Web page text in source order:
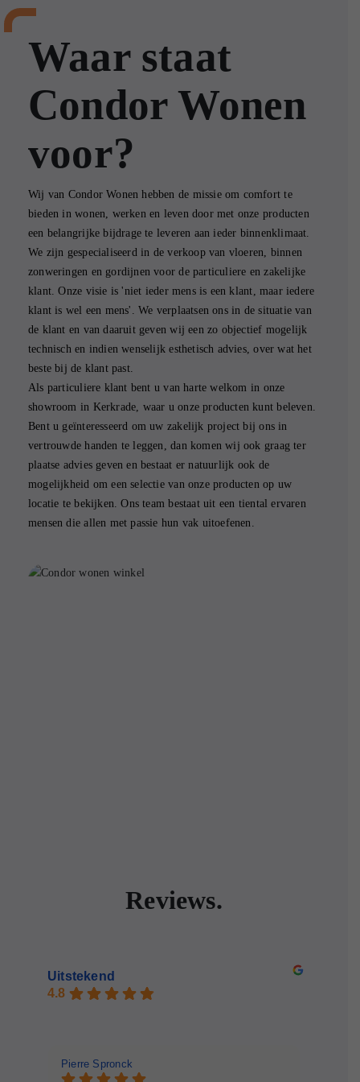
Waar staat
Condor Wonen
voor?
Wij van Condor Wonen hebben de missie om comfort te
bieden in wonen, werken en leven door met onze producten
een belangrijke bijdrage te leveren aan ieder binnenklimaat.
We zijn gespecialiseerd in de verkoop van vloeren, binnen
zonweringen en gordijnen voor de particuliere en zakelijke
klant. Onze visie is 'niet ieder mens is een klant, maar iedere
klant is wel een mens'. We verplaatsen ons in de situatie van
de klant en van daaruit geven wij een zo objectief mogelijk
technisch en indien wenselijk esthetisch advies, over wat het
beste bij de klant past.
Als particuliere klant bent u van harte welkom in onze
showroom in Kerkrade, waar u onze producten kunt beleven.
Bent u geïnteresseerd om uw zakelijk project bij ons in
vertrouwde handen te leggen, dan komen wij ook graag ter
plaatse advies geven en bestaat er natuurlijk ook de
mogelijkheid om een selectie van onze producten op uw
locatie te bekijken. Ons team bestaat uit een tiental ervaren
mensen die allen met passie hun vak uitoefenen.
Reviews.
Uitstekend
4.8
Pierre Spronck